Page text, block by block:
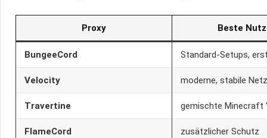
Proxy Beste
BungeeCord Standard-Setups,
Velocity moderne, stabile
Travertine gemischte Minecraft
FlameCord zusätzlicher Schutz